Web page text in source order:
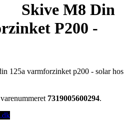
Skive M8 Din
P200 -
125a varmforzinket p200 - solar hos
7319005600294.